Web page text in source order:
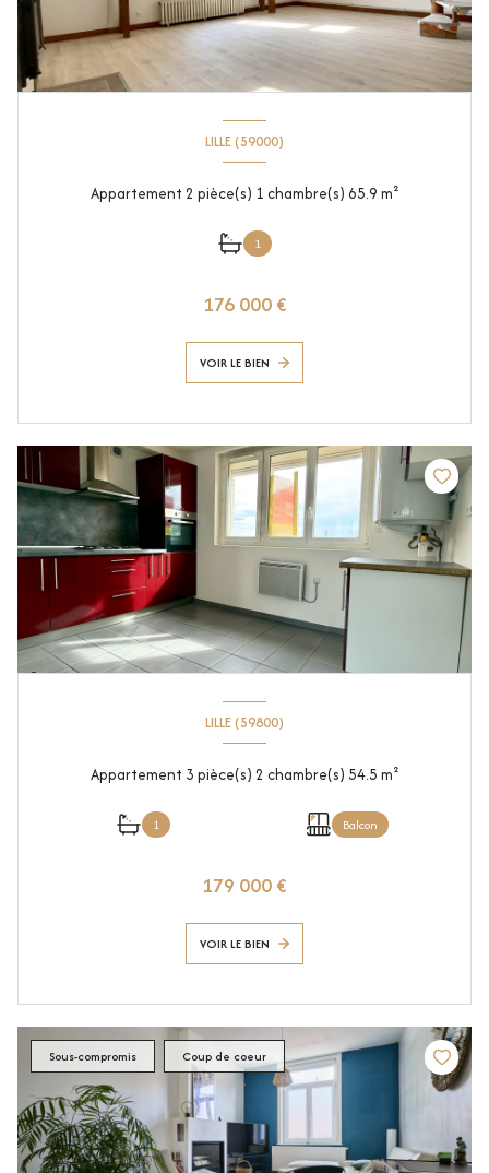
LILLE (59000)
Appartement 2 pièce(s) 1 chambre(s) 65.9 m²
1
176 000 €
VOIR LE BIEN
LILLE (59800)
Appartement 3 pièce(s) 2 chambre(s) 54.5 m²
1 Balcon
179 000 €
VOIR LE BIEN
Sous-compromis Coup de coeur